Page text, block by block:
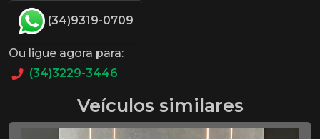
(34)9319-0709
Ou ligue agora para:
(34)3229-3446
Veículos similares